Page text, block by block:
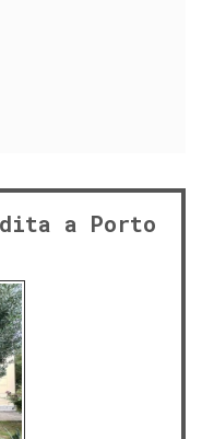
a Porto